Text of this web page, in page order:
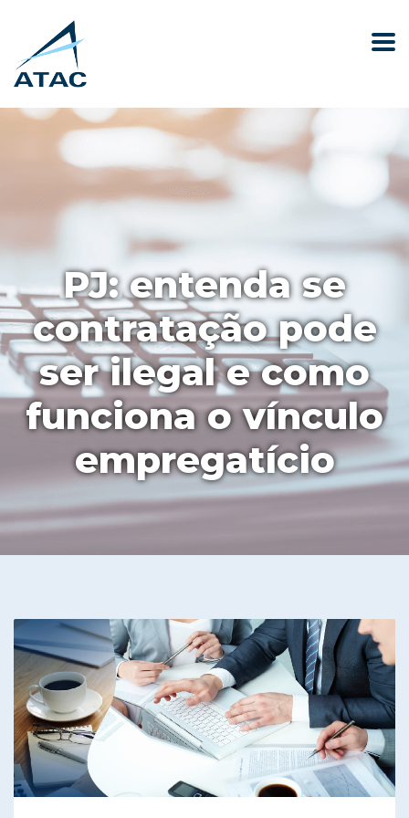
PJ: entenda se
contratação pode
ser ilegal e como
funciona o vínculo
empregatício